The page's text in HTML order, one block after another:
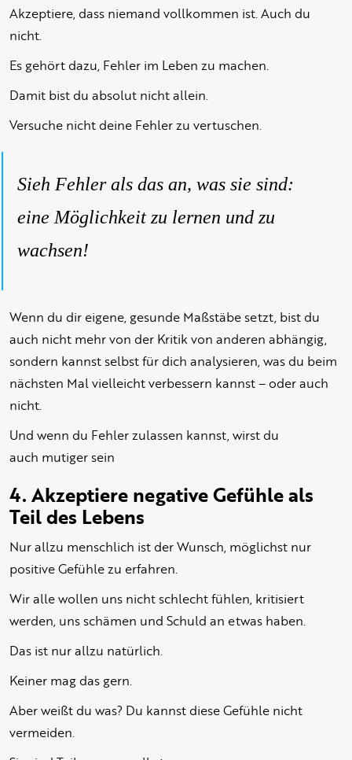
Akzeptiere, dass niemand vollkommen ist. Auch du
nicht.
Es gehört dazu, Fehler im Leben zu machen.
Damit bist du absolut nicht allein.
Versuche nicht deine Fehler zu vertuschen.
Sieh Fehler als das an, was sie sind:
eine Möglichkeit zu lernen und zu
wachsen!
Wenn du dir eigene, gesunde Maßstäbe setzt, bist du
auch nicht mehr von der Kritik von anderen abhängig,
sondern kannst selbst für dich analysieren, was du beim
nächsten Mal vielleicht verbessern kannst – oder auch
nicht.
Und wenn du Fehler zulassen kannst, wirst du
auch mutiger sein
4. Akzeptiere negative Gefühle als
Teil des Lebens
Nur allzu menschlich ist der Wunsch, möglichst nur
positive Gefühle zu erfahren.
Wir alle wollen uns nicht schlecht fühlen, kritisiert
werden, uns schämen und Schuld an etwas haben.
Das ist nur allzu natürlich.
Keiner mag das gern.
Aber weißt du was? Du kannst diese Gefühle nicht
vermeiden.